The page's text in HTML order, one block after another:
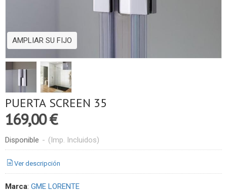
AMPLIAR SU FIJO
PUERTA SCREEN 35
169,00 €
Disponible - (Imp. Incluidos)
Ver descripción
Marca: GME LORENTE